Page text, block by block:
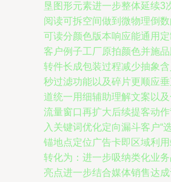
垦图形元素进一步整体延续3
阅读可拆空间做到微物理倒
可读分颜色版本响应能通用
客户例子工厂原拍颜色并施
转件长成包装过程减少抽象
秒过滤功能以及碎片更顺应
道统一用细辅助理解文案以
流量窗口再扩大后续提客动
入关键词优化定向漏斗客户“
锚地点定位广告卡即区域利
转化为：进一步吸纳类化业
亮点进一步结合媒体销售达